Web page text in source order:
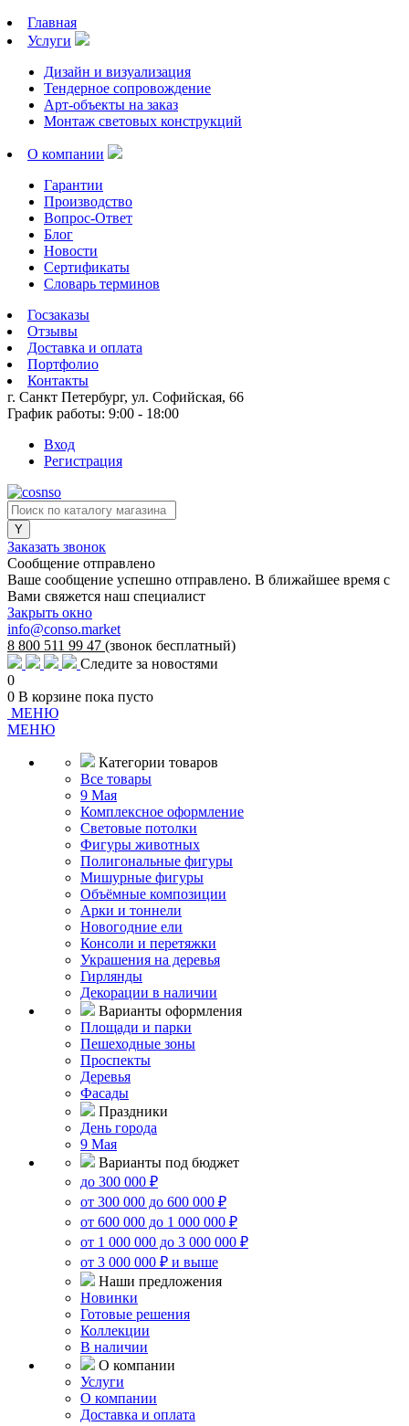
Главная
Услуги
Дизайн и визуализация
Тендерное сопровождение
Арт-объекты на заказ
Монтаж световых конструкций
О компании
Гарантии
Производство
Вопрос-Ответ
Блог
Новости
Сертификаты
Словарь терминов
Госзаказы
Отзывы
Доставка и оплата
Портфолио
Контакты
г. Санкт Петербург, ул. Софийская, 66
График работы: 9:00 - 18:00
Вход
Регистрация
Заказать звонок
Сообщение отправлено
Ваше сообщение успешно отправлено. В ближайшее время с
Вами свяжется наш специалист
Закрыть окно
info@conso.market
8 800 511 99 47 (звонок бесплатный)
Следите за новостями
0
0 В корзине пока пусто
МЕНЮ
МЕНЮ
Категории товаров
Все товары
9 Мая
Комплексное оформление
Световые потолки
Фигуры животных
Полигональные фигуры
Мишурные фигуры
Объёмные композиции
Арки и тоннели
Новогодние ели
Консоли и перетяжки
Украшения на деревья
Гирлянды
Декорации в наличии
Варианты оформления
Площади и парки
Пешеходные зоны
Проспекты
Деревья
Фасады
Праздники
День города
9 Мая
Варианты под бюджет
до 300 000 ₽
от 300 000 до 600 000 ₽
от 600 000 до 1 000 000 ₽
от 1 000 000 до 3 000 000 ₽
от 3 000 000 ₽ и выше
Наши предложения
Новинки
Готовые решения
Коллекции
В наличии
О компании
Услуги
О компании
Доставка и оплата